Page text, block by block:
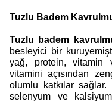
Tuzlu Badem
Tuzlu badem
besleyici bir
yağ, protein, vitamin
vitamini açısından
olumlu katkılar
selenyum ve